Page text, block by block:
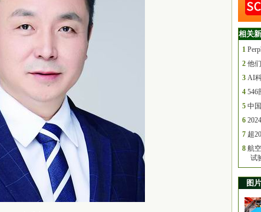
相关
1
2 他
3 AI
4 546
5 中
6
7 超
8 航
试
图